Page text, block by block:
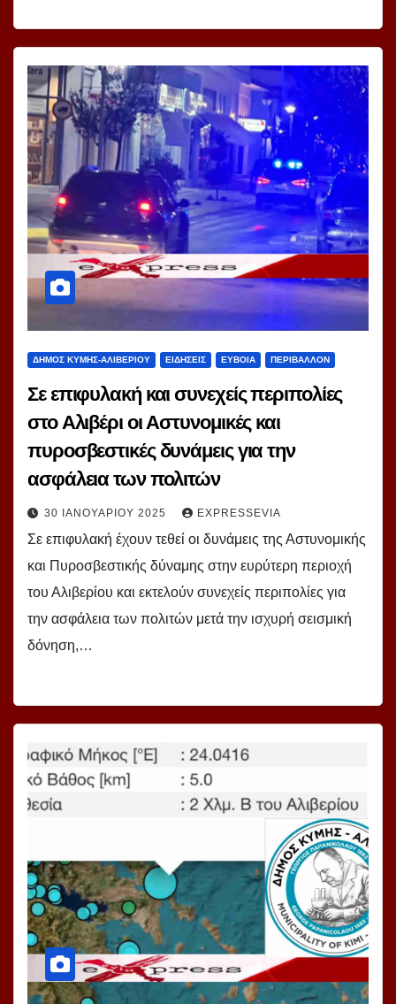
ΔΗΜΟΣ ΚΥΜΗΣ-ΑΛΙΒΕΡΙΟΥ ΕΙΔΗΣΕΙΣ ΕΥΒΟΙΑ ΠΕΡΙΒΑΛΛΟΝ
Σε επιφυλακή και συνεχείς περιπολίες
στο Αλιβέρι οι Αστυνομικές και
πυροσβεστικές δυνάμεις για την
ασφάλεια των πολιτών
30 ΙΑΝΟΥΑΡΊΟΥ 2025 EXPRESSEVIA
Σε επιφυλακή έχουν τεθεί οι δυνάμεις της Αστυνομικής
και Πυροσβεστικής δύναμης στην ευρύτερη περιοχή
του Αλιβερίου και εκτελούν συνεχείς περιπολίες για
την ασφάλεια των πολιτών μετά την ισχυρή σεισμική
δόνηση,…